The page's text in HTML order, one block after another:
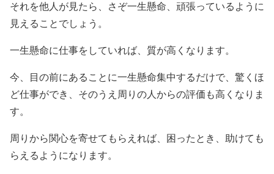
それを他人が見たら、さぞ一生懸命、頑張っているように
見えることでしょう。
一生懸命に仕事をしていれば、質が高くなります。
今、目の前にあることに一生懸命集中するだけで、驚くほ
ど仕事ができ、そのうえ周りの人からの評価も高くなりま
す。
周りから関心を寄せてもらえれば、困ったとき、助けても
らえるようになります。